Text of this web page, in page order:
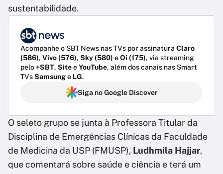
sustentabilidade.
Acompanhe o SBT News nas TVs por assinatura Claro
(586), Vivo (576), Sky (580) eOi (175), via streaming
pelo+SBT, SiteeYouTube, além dos canais nas Smart
TVsSamsunge LG.
Siga no Google Discover
O seleto grupo se junta à Professora Titular da
Disciplina de Emergências Clínicas da Faculdade
de Medicina da USP (FMUSP), Ludhmila Hajjar,
que comentará sobre saúde e ciência e terá um